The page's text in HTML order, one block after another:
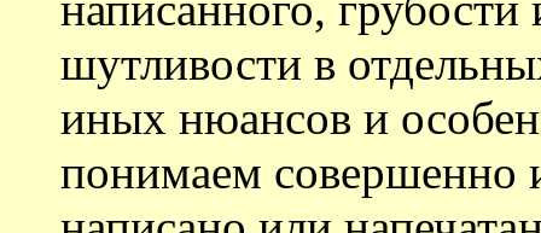
шутливости в
иных нюансов и
понимаем совершенно